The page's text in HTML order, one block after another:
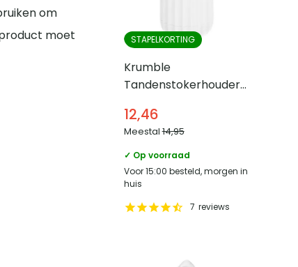
om
moet
STAPELKORTING
Krumble
Tandenstokerhouder
12,46
Meestal14,95
✓ Op voorraad
Voor 15:00 besteld, morgen in
huis
7 reviews